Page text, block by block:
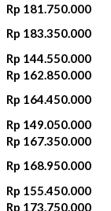
Rp 181.750.000
Rp 183.350.000
Rp 144.550.000
Rp 162.850.000
Rp 164.450.000
Rp 149.050.000
Rp 167.350.000
Rp 168.950.000
Rp 155.450.000
Rp 173.750.000